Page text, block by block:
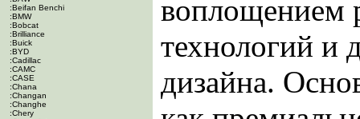
:Beifan Benchi
:BMW
:Bobcat
:Brilliance
:Buick
:BYD
:Cadillac
:CAMC
:CASE
:Chana
:Changan
:Changhe
:Chery
воплощением
технологий и
дизайна.